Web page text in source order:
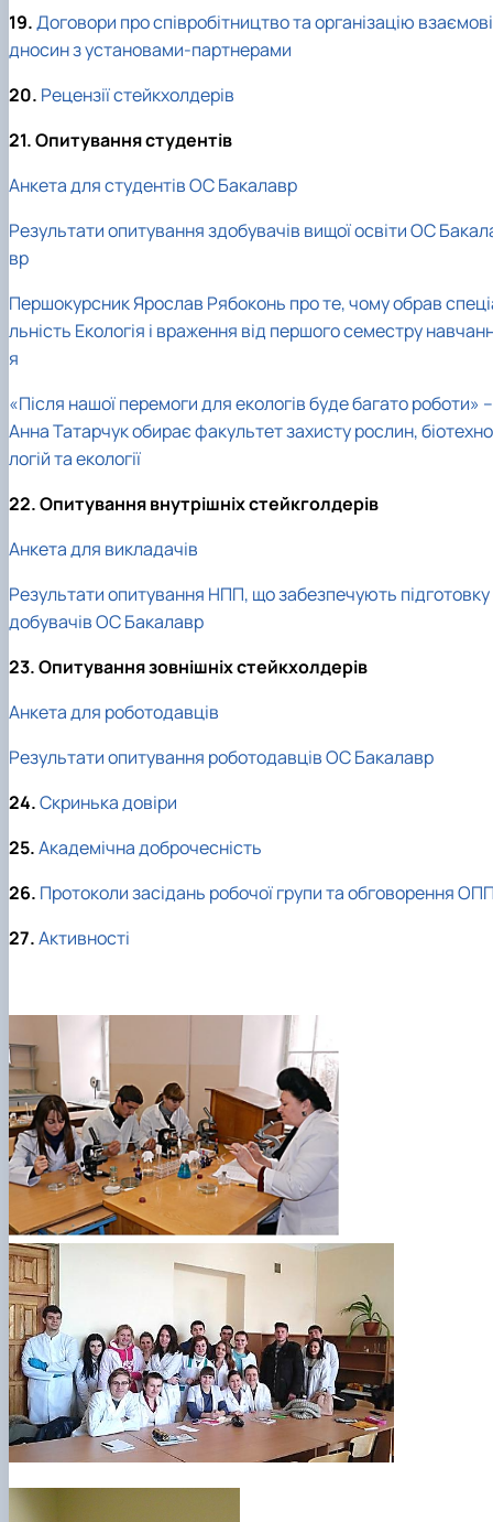
19.Договори про співробітництво та організацію взаємові
дносин з установами-партнерами
20. Рецензії стейкхолдерів
21. Опитування студентів
Анкета для студентів ОС Бакалавр
Результати опитування здобувачів вищої освіти ОС
вр
Першокурсник Ярослав Рябоконь про те, чому обрав
льність Екологія і враження від першого семестру
я
«Після нашої перемоги для екологів буде багато роботи» –
Анна Татарчук обирає факультет захисту рослин, біотехно
логій та екології
22. Опитування внутрішніх стейкголдерів
Анкета для викладачів
Результати опитування НПП, що забезпечують підготовку
добувачів ОС Бакалавр
23. Опитування зовнішніх стейкхолдерів
Анкета для роботодавців
Результати опитування роботодавців ОС Бакалавр
24.Скринька довіри
25.Академічна доброчесність
26. Протоколи засідань робочої групи та обговорення
27.Активності